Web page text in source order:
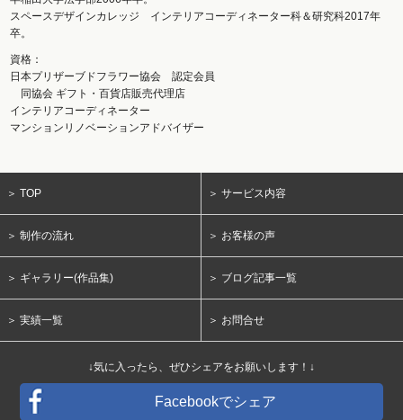
スペースデザインカレッジ インテリアコーディネーター科＆研究科2017年
卒。
資格：
日本プリザーブドフラワー協会 認定会員
同協会 ギフト・百貨店販売代理店
インテリアコーディネーター
マンションリノベーションアドバイザー
＞ TOP ＞ サービス内容
＞ 制作の流れ ＞ お客様の声
＞ ギャラリー(作品集) ＞ ブログ記事一覧
＞ 実績一覧 ＞ お問合せ
↓気に入ったら、ぜひシェアをお願いします！↓
Facebookでシェア